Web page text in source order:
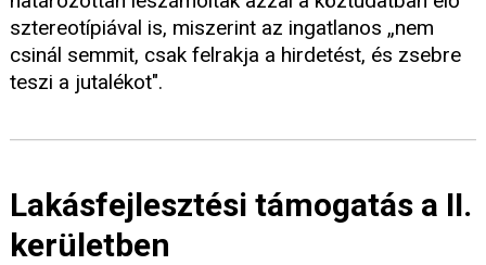
sztereotípiával is, miszerint az ingatlanos „nem
csinál semmit, csak felrakja a hirdetést, és zsebre
teszi a jutalékot".
Lakásfejlesztési támogatás a II.
kerületben